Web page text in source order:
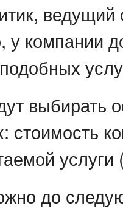
ведущий
компании
выбирать
стоимость
услуги
до